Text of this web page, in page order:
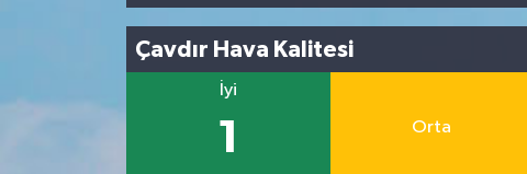
Çavdır Hava Kalitesi
İyi
1 Orta